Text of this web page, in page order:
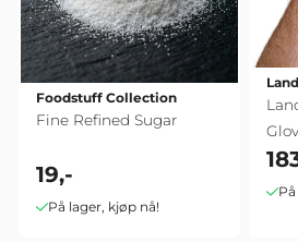
Foodstuff Collection
Fine Refined Sugar
19,-
På lager, kjøp nå!
På